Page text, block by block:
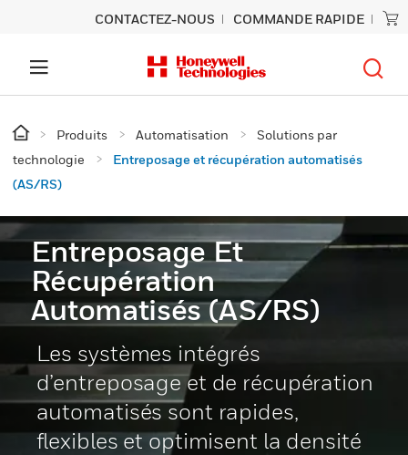
CONTACTEZ-NOUS COMMANDE RAPIDE
Produits Automatisation
Solutions par
technologie
Entreposage et récupération automatisés
(AS/RS)
Entreposage Et
Récupération
Automatisés (AS/RS)
Les systèmes intégrés
d’entreposage et de récupération
automatisés sont rapides,
flexibles et optimisent la densité